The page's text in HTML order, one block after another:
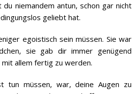
du niemandem antun, schon gar nicht
geliebt hat.
egoistisch sein müssen. Sie war
sie gab dir immer genügend
mit allem fertig zu werden.
tun müssen, war, deine Augen zu